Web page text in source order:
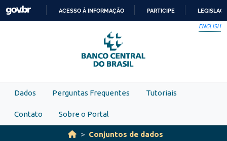
Skip to main content
PARA
O
CONTEÚDO
ACESSO À INFORMAÇÃO PARTICIPE
ENGLISH
Dados Perguntas Frequentes Tutoriais
Contato Sobre o Portal
Conjuntos de dados